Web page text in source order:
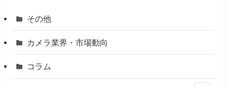
その他
カメラ業界・市場動向
コラム